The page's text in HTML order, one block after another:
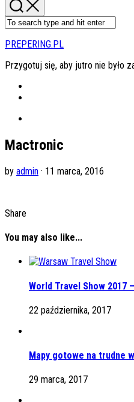
PREPERING.PL
Przygotuj się, aby jutro nie było
Mactronic
by admin · 11 marca, 2016
Share
You may also like...
World Travel Show 2017
22 października, 2017
Mapy gotowe na trudne
29 marca, 2017